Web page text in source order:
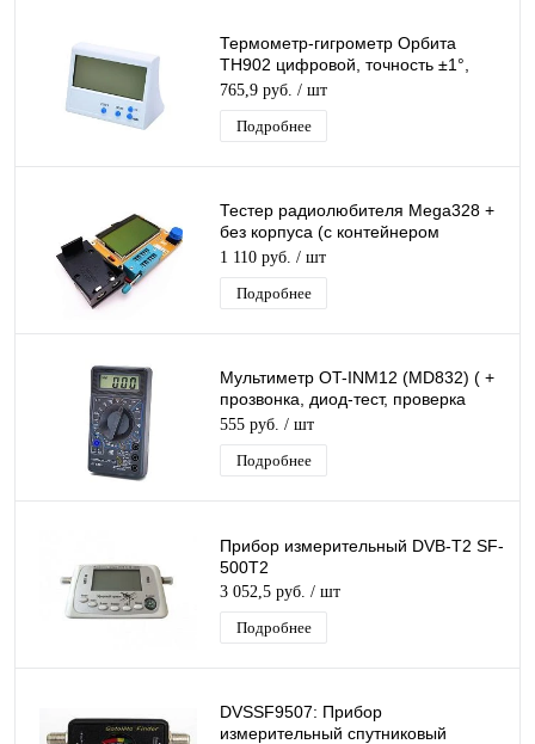
Термометр-гигрометр Орбита
TH902 цифровой, точность ±1°,
время, будильник, дата,
беспроводной датчик
765,9 руб. / шт
Подробнее
Тестер радиолюбителя Mega328 +
без корпуса (с контейнером
питания)
1 110 руб. / шт
Подробнее
Мультиметр OT-INM12 (МD832) ( +
прозвонка, диод-тест, проверка
транзисторов)
555 руб. / шт
Подробнее
Прибор измерительный DVB-T2 SF-
500T2
3 052,5 руб. / шт
Подробнее
DVSSF9507: Прибор
измерительный спутниковый